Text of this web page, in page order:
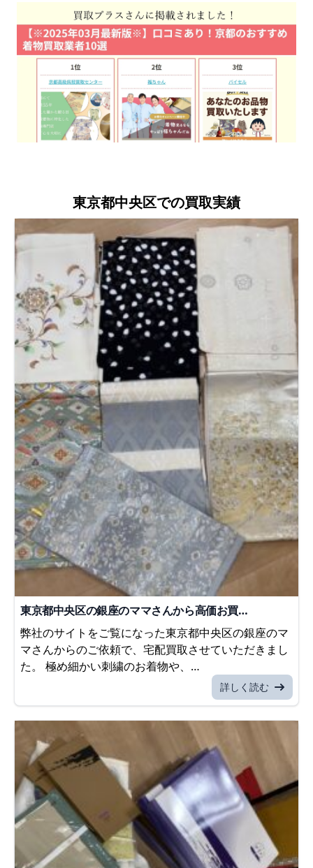
東京都中央区での買取実績
東京都中央区の銀座のママさんから高価お買…
弊社のサイトをご覧になった東京都中央区の銀座のマ
マさんからのご依頼で、宅配買取させていただきまし
た。 極め細かい刺繍のお着物や、…
詳しく読む